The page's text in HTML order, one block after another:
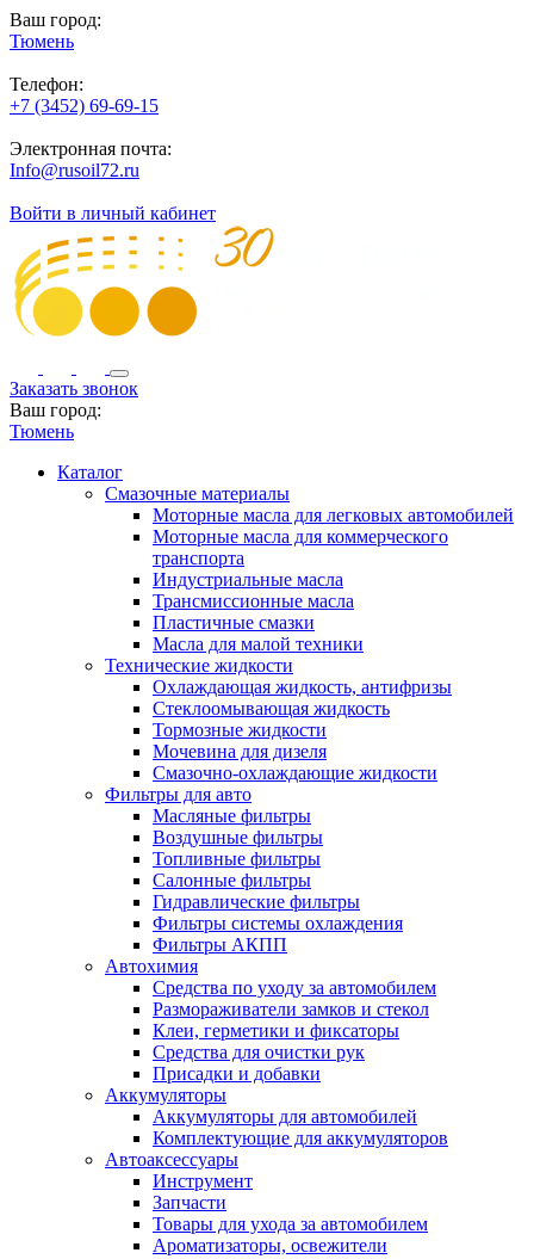
Ваш город:
Тюмень
Телефон:
+7 (3452) 69-69-15
Электронная почта:
Info@rusoil72.ru
Войти в личный кабинет
Заказать звонок
Ваш город:
Тюмень
Каталог
Смазочные материалы
Моторные масла для легковых автомобилей
Моторные масла для коммерческого
транспорта
Индустриальные масла
Трансмиссионные масла
Пластичные смазки
Масла для малой техники
Технические жидкости
Охлаждающая жидкость, антифризы
Стеклоомывающая жидкость
Тормозные жидкости
Мочевина для дизеля
Смазочно-охлаждающие жидкости
Фильтры для авто
Масляные фильтры
Воздушные фильтры
Топливные фильтры
Салонные фильтры
Гидравлические фильтры
Фильтры системы охлаждения
Фильтры АКПП
Автохимия
Средства по уходу за автомобилем
Размораживатели замков и стекол
Клеи, герметики и фиксаторы
Средства для очистки рук
Присадки и добавки
Аккумуляторы
Аккумуляторы для автомобилей
Комплектующие для аккумуляторов
Автоаксессуары
Инструмент
Запчасти
Товары для ухода за автомобилем
Ароматизаторы, освежители